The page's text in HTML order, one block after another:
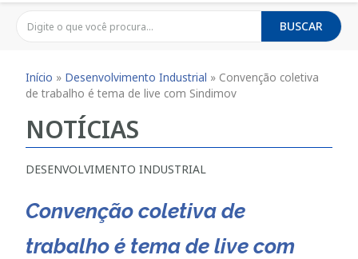
BUSCAR
Início » Desenvolvimento Industrial » Convenção coletiva
de trabalho é tema de live com Sindimov
NOTÍCIAS
DESENVOLVIMENTO INDUSTRIAL
Convenção coletiva de
trabalho é tema de live com